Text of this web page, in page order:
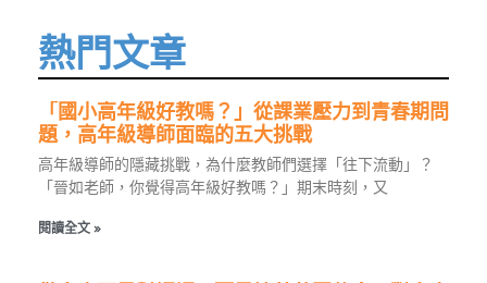
熱門文章
「國小高年級好教嗎？」從課業壓力到青春期問
題，高年級導師面臨的五大挑戰
高年級導師的隱藏挑戰，為什麼教師們選擇「往下流動」？
「晉如老師，你覺得高年級好教嗎？」期末時刻，又
閱讀全文 »